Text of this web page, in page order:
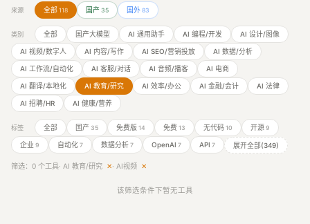
来源 全部 118 国产 35 国外 83
类别 全部 国产大模型 AI 通用助手 AI 编程/开发 AI 设计/图像
AI 视频/数字人 AI 内容/写作 AI SEO/营销投放 AI 数据/分析
AI 工作流/自动化 AI 客服/对话 AI 音频/播客 AI 电商
AI 翻译/本地化 AI 教育/研究 AI 效率/办公 AI 金融/会计 AI 法律
AI 招聘/HR AI 健康/营养
标签 全部 国产 35 免费版 14 免费 13 无代码 10 开源 9
企业 9 自动化 7 数据分析 7 OpenAI 7 API 7 展开全部(349)
筛选：0 个工具· AI 教育/研究 ✕· AI视频 ✕
该筛选条件下暂无工具